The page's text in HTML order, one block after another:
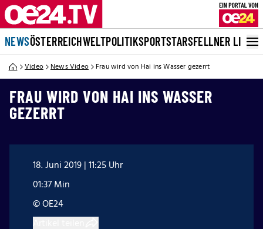
NEWSÖSTERREICHWELTPOLITIKSPORTSTARSFELLNER LIVE
Video News Video Frau wird von Hai ins Wasser gezerrt
FRAU WIRD VON HAI INS WASSER
GEZERRT
18. Juni 2019 | 11:25 Uhr
01:37 Min
© OE24